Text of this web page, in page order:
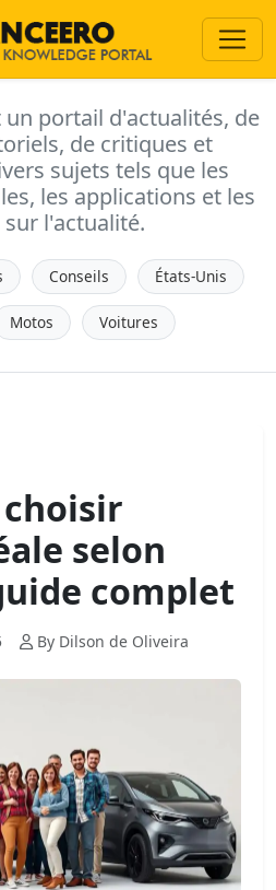
un portail d'actualités, de
de critiques et
sujets tels que les
les applications et les
l'actualité.
Conseils États-Unis
Motos Voitures
selon
complet
By Dilson de Oliveira